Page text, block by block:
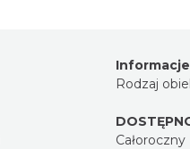
Rodzaj
Całoroczny